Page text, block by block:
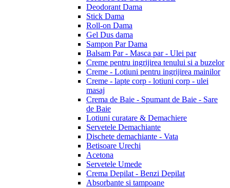
Deodorant Dama
Stick Dama
Roll-on Dama
Gel Dus dama
Sampon Par Dama
Balsam Par - Masca par - Ulei par
Creme pentru ingrijirea tenului si a buzelor
Creme - Lotiuni pentru ingrijirea mainilor
Creme - lapte corp - lotiuni corp - ulei
masaj
Crema de Baie - Spumant de Baie - Sare
de Baie
Lotiuni curatare & Demachiere
Servetele Demachiante
Dischete demachiante - Vata
Betisoare Urechi
Acetona
Servetele Umede
Crema Depilat - Benzi Depilat
Absorbante si tampoane